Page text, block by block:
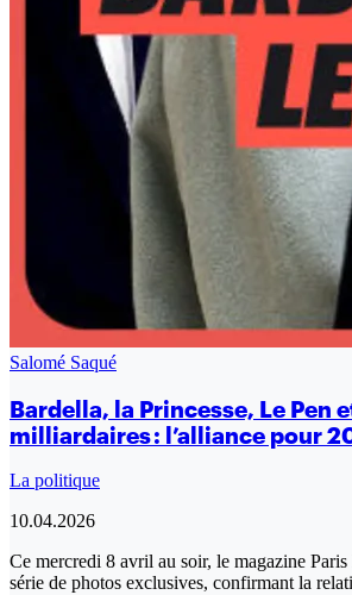
Salomé Saqué
Bardella, la Princesse, Le Pen
milliardaires : l’alliance pour
La politique
10.04.2026
Ce mercredi 8 avril au soir, le magazine
série de photos exclusives, confirmant la